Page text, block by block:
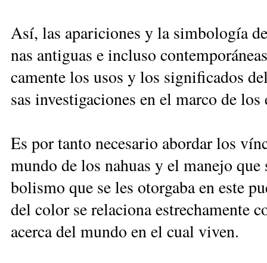
Así, las apa­ri­cio­nes y la sim­bo­lo­gía
nas an­ti­guas e in­clu­so
ca­men­te los usos y los sig­ni­fi­ca­dos
sas in­ves­ti­ga­cio­nes en el mar­co de
Es por tanto necesario abordar los
mun­do de los na­huas y el ma­ne­jo
bo­lis­mo que se les otor­ga­ba en es­te
del co­lor se relaciona es­tre­chamente
acer­ca del mun­do en el cual vi­ven.